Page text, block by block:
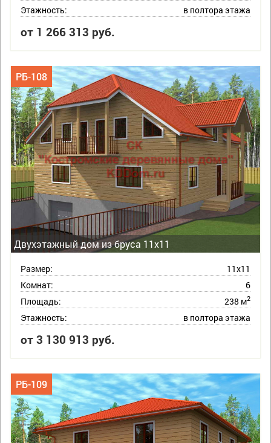
Этажность: в полтора этажа
от 1 266 313 руб.
Двухэтажный дом из бруса 11х11
РБ-108
Размер:
11х11
Комнат:
6
Площадь:
238 м2
Этажность: в полтора этажа
от 3 130 913 руб.
РБ-109